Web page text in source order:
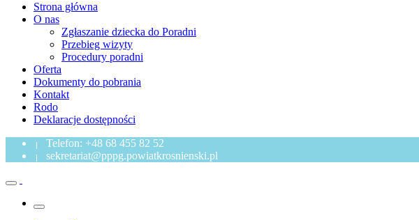
Strona główna
O nas
Zgłaszanie dziecka do Poradni
Przebieg wizyty
Procedury poradni
Oferta
Dokumenty do pobrania
Kontakt
Rodo
Deklaracje dostępności
Telefon: +48 68 455 82 52
sekretariat@pppg.powiatkrosnienski.pl